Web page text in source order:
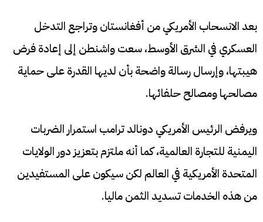
بعد الانسحاب الأمريكي من أفغانستان وتراجع التدخل
العسكري في الشرق الأوسط، سعت واشنطن إلى إعادة فرض
هيبتها، وإرسال رسالة واضحة بأن لديها القدرة على حماية
مصالحها ومصالح حلفائها.
ويرفض الرئيس الأمريكي دونالد ترامب استمرار الضربات
اليمنية للتجارة العالمية، كما أنه ملتزم بتعزيز دور الولايات
المتحدة الأمريكية في العالم لكن سيكون على المستفيدين
من هذه الخدمات تسديد الثمن ماليا.